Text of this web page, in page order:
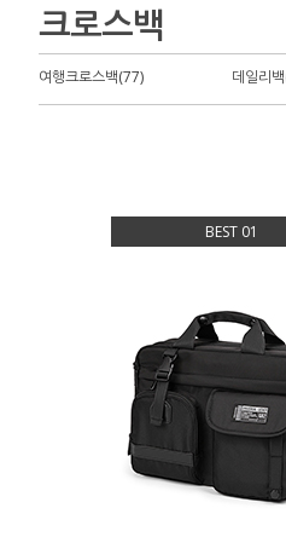
크로스백
여행크로스백(77) 데일리
BEST 01